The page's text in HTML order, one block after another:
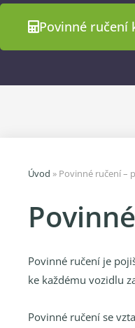
Povinné ručení
Úvod » Povinné ručení –
Povinné ručení je
ke každému vozidlu
Povinné ručení se